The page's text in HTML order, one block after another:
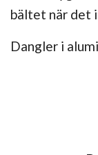
bältet när det
Dangler i